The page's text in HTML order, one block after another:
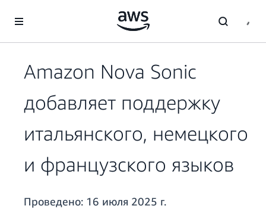
Перейти к главному контенту
Amazon Nova Sonic
добавляет поддержку
итальянского, немецкого
и французского языков
Проведено: 16 июля 2025 г.